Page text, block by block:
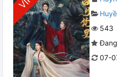
543
07-